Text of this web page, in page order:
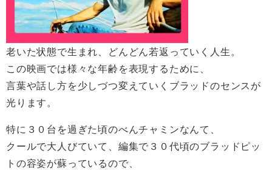
老いた状態で生まれ、どんどん若返っていく人生。
この映画では様々な年齢を表現するために、
言葉や話し方を少しづつ変えていくブラッドのセンスが
光ります。
特に３０台を過ぎた頃のべんチャミンなんて、
クールで大人びていて、編集で３０代頃のブラッドピッ
トの容姿が蘇っているので、